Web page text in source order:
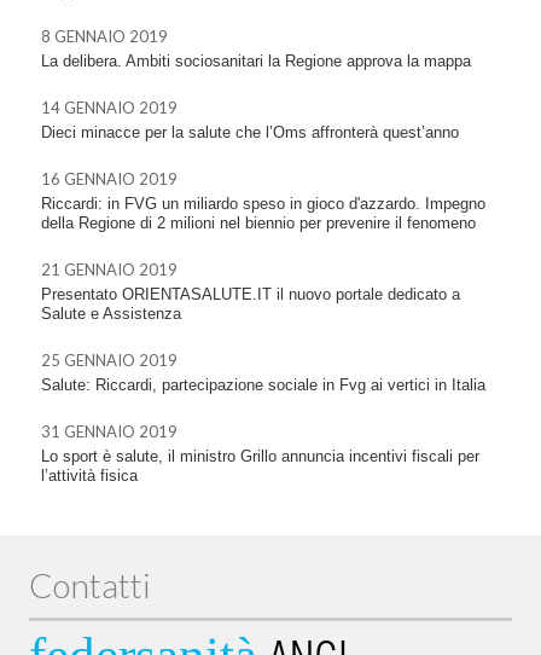
8 GENNAIO 2019
La delibera. Ambiti sociosanitari la Regione approva la mappa
14 GENNAIO 2019
Dieci minacce per la salute che l’Oms affronterà quest’anno
16 GENNAIO 2019
Riccardi: in FVG un miliardo speso in gioco d'azzardo. Impegno
della Regione di 2 milioni nel biennio per prevenire il fenomeno
21 GENNAIO 2019
Presentato ORIENTASALUTE.IT il nuovo portale dedicato a
Salute e Assistenza
25 GENNAIO 2019
Salute: Riccardi, partecipazione sociale in Fvg ai vertici in Italia
31 GENNAIO 2019
Lo sport è salute, il ministro Grillo annuncia incentivi fiscali per
l’attività fisica
Contatti